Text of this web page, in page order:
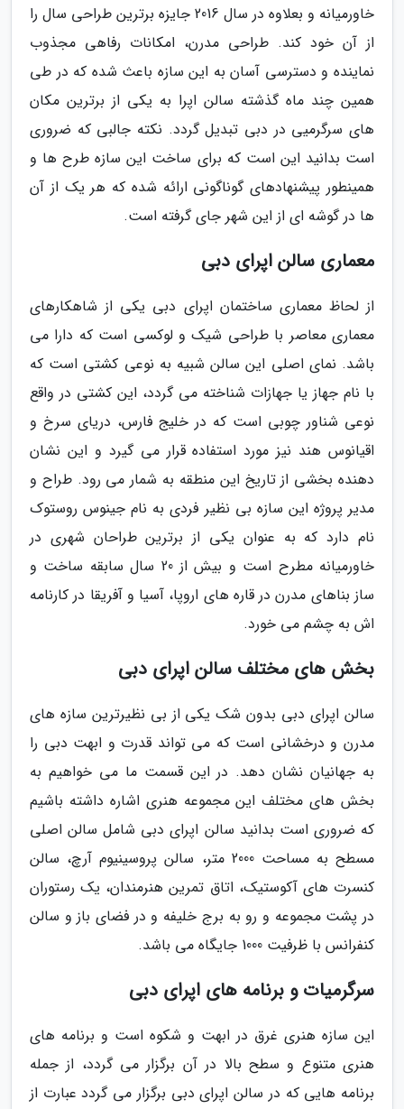
خاورمیانه و بعلاوه در سال 2016 جایزه برترین طراحی سال را
از آن خود کند. طراحی مدرن، امکانات رفاهی مجذوب
نماینده و دسترسی آسان به این سازه باعث شده که در طی
همین چند ماه گذشته سالن اپرا به یکی از برترین مکان
های سرگرمیی در دبی تبدیل گردد. نکته جالبی که ضروری
است بدانید این است که برای ساخت این سازه طرح ها و
همینطور پیشنهادهای گوناگونی ارائه شده که هر یک از آن
ها در گوشه ای از این شهر جای گرفته است.
معماری سالن اپرای دبی
از لحاظ معماری ساختمان اپرای دبی یکی از شاهکارهای
معماری معاصر با طراحی شیک و لوکسی است که دارا می
باشد. نمای اصلی این سالن شبیه به نوعی کشتی است که
با نام جهاز یا جهازات شناخته می گردد، این کشتی در واقع
نوعی شناور چوبی است که در خلیج فارس، دریای سرخ و
اقیانوس هند نیز مورد استفاده قرار می گیرد و این نشان
دهنده بخشی از تاریخ این منطقه به شمار می رود. طراح و
مدیر پروژه این سازه بی نظیر فردی به نام جینوس روستوک
نام دارد که به عنوان یکی از برترین طراحان شهری در
خاورمیانه مطرح است و بیش از 20 سال سابقه ساخت و
ساز بناهای مدرن در قاره های اروپا، آسیا و آفریقا در کارنامه
اش به چشم می خورد.
بخش های مختلف سالن اپرای دبی
سالن اپرای دبی بدون شک یکی از بی نظیرترین سازه های
مدرن و درخشانی است که می تواند قدرت و ابهت دبی را
به جهانیان نشان دهد. در این قسمت ما می خواهیم به
بخش های مختلف این مجموعه هنری اشاره داشته باشیم
که ضروری است بدانید سالن اپرای دبی شامل سالن اصلی
مسطح به مساحت 2000 متر، سالن پروسینیوم آرچ، سالن
کنسرت های آکوستیک، اتاق تمرین هنرمندان، یک رستوران
در پشت مجموعه و رو به برج خلیفه و در فضای باز و سالن
کنفرانس با ظرفیت 1000 جایگاه می باشد.
سرگرمیات و برنامه های اپرای دبی
این سازه هنری غرق در ابهت و شکوه است و برنامه های
هنری متنوع و سطح بالا در آن برگزار می گردد، از جمله
برنامه هایی که در سالن اپرای دبی برگزار می گردد عبارت از